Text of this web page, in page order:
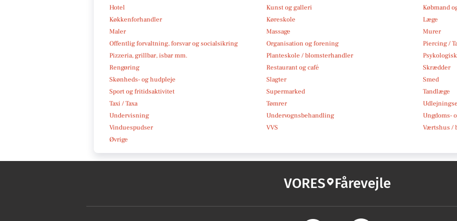
Hotel
Kunst og galleri
Købmand
Køkkenforhandler
Køreskole
Læge
Maler
Massage
Murer
Offentlig forvaltning, forsvar og socialsikring
Organisation og forening
Piercing /
Pizzeria, grillbar, isbar mm.
Planteskole / blomsterhandler
Rengøring
Restaurant og café
Skrædder
Skønheds- og hudpleje
Slagter
Smed
Sport og fritidsaktivitet
Supermarked
Tandlæge
Taxi / Taxa
Tømrer
Undervisning
Undervognsbehandling
Ungdoms-
Vinduespudser
VVS
Værtshus /
Øvrige
VORES Fårevejle